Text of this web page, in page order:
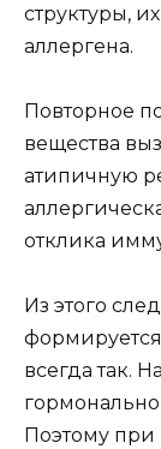
структуры,
аллергена.
Повторное
вещества
атипичную
отклика
Из этого
формируется
всегда так.
Поэтому при